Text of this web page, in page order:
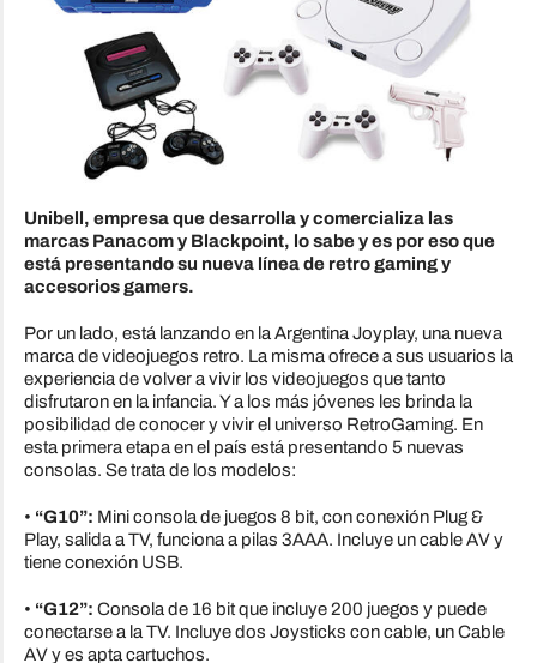
Unibell, empresa que desarrolla y comercializa las
marcas Panacom y Blackpoint, lo sabe y es por eso que
está presentando su nueva línea de retro gaming y
accesorios gamers.
Por un lado, está lanzando en la Argentina Joyplay, una nueva
marca de videojuegos retro. La misma ofrece a sus usuarios la
experiencia de volver a vivir los videojuegos que tanto
disfrutaron en la infancia. Y a los más jóvenes les brinda la
posibilidad de conocer y vivir el universo RetroGaming. En
esta primera etapa en el país está presentando 5 nuevas
consolas. Se trata de los modelos:
• “G10”: Mini consola de juegos 8 bit, con conexión Plug &
Play, salida a TV, funciona a pilas 3AAA. Incluye un cable AV y
tiene conexión USB.
• “G12”: Consola de 16 bit que incluye 200 juegos y puede
conectarse a la TV. Incluye dos Joysticks con cable, un Cable
AV y es apta cartuchos.